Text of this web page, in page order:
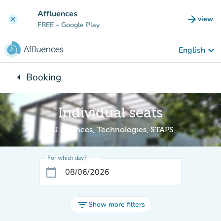
clear Affluences
FREE – Google Play arrow_forward view
(new
English keyboard_arrow_down
arrow_leftBack to:
Booking
Individual seats
BU Sciences, Technologies, STAPS
For which day?
calendar_today
filter_listShow more filters